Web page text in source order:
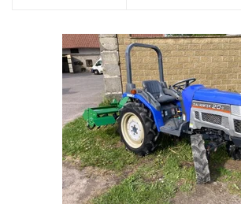
Malotraktor Iseki Hunter 20 Hp. Servo
Dostupnost:
Skladem 1 ks
3186